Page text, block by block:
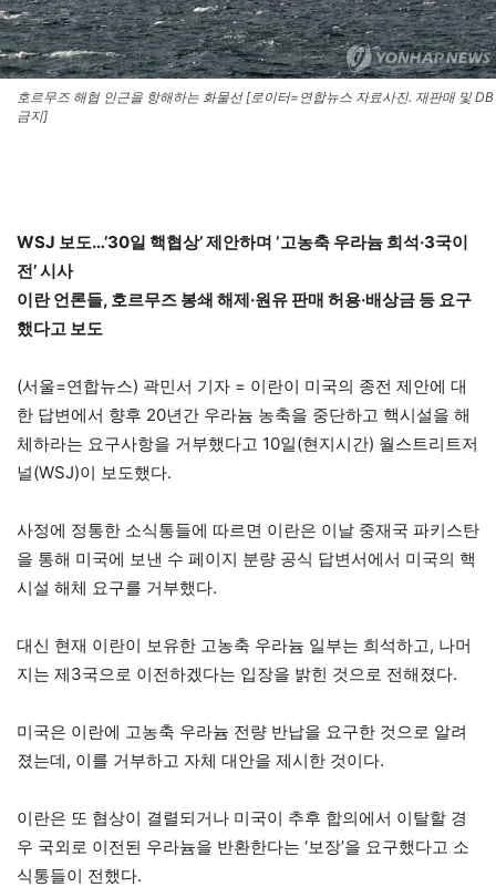
호르무즈 해협 인근을 항해하는 화물선 [로이터=연합뉴스 자료사진. 재판매 및 DB
금지]
WSJ 보도…’30일 핵협상’ 제안하며 ‘고농축 우라늄 희석·3국이
전’ 시사
이란 언론들, 호르무즈 봉쇄 해제·원유 판매 허용·배상금 등 요구
했다고 보도
(서울=연합뉴스) 곽민서 기자 = 이란이 미국의 종전 제안에 대
한 답변에서 향후 20년간 우라늄 농축을 중단하고 핵시설을 해
체하라는 요구사항을 거부했다고 10일(현지시간) 월스트리트저
널(WSJ)이 보도했다.
사정에 정통한 소식통들에 따르면 이란은 이날 중재국 파키스탄
을 통해 미국에 보낸 수 페이지 분량 공식 답변서에서 미국의 핵
시설 해체 요구를 거부했다.
대신 현재 이란이 보유한 고농축 우라늄 일부는 희석하고, 나머
지는 제3국으로 이전하겠다는 입장을 밝힌 것으로 전해졌다.
미국은 이란에 고농축 우라늄 전량 반납을 요구한 것으로 알려
졌는데, 이를 거부하고 자체 대안을 제시한 것이다.
이란은 또 협상이 결렬되거나 미국이 추후 합의에서 이탈할 경
우 국외로 이전된 우라늄을 반환한다는 ‘보장’을 요구했다고 소
식통들이 전했다.